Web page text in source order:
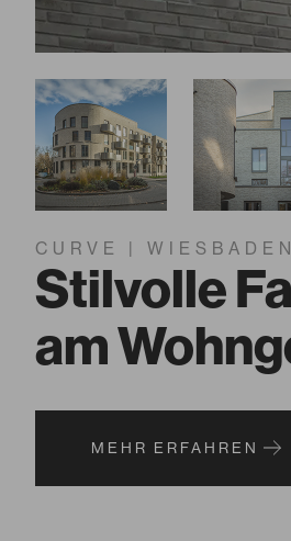
CURVE | WIESBADEN
Stilvolle
am
MEHR ERFAHREN